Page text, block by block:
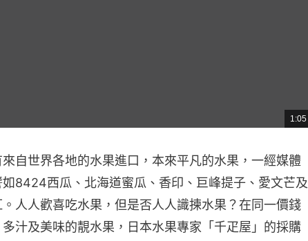
總
共
1:05
自世界各地的水果進口，本來平凡的水果，一經媒體
8424西瓜、北海道蜜瓜、香印、巨峰提子、愛文芒及
人人歡喜吃水果，但是否人人識揀水果？在同一價錢
汁及美味的靚水果，日本水果專家「千疋屋」的採購